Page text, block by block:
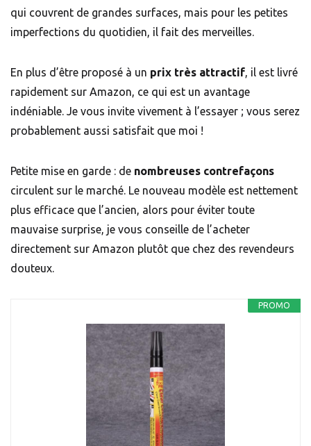
qui couvrent de grandes surfaces, mais pour les petites
imperfections du quotidien, il fait des merveilles.
En plus d’être proposé à un prix très attractif, il est livré
rapidement sur Amazon, ce qui est un avantage
indéniable. Je vous invite vivement à l’essayer ; vous serez
probablement aussi satisfait que moi !
Petite mise en garde : de nombreuses contrefaçons
circulent sur le marché. Le nouveau modèle est nettement
plus efficace que l’ancien, alors pour éviter toute
mauvaise surprise, je vous conseille de l’acheter
directement sur Amazon plutôt que chez des revendeurs
douteux.
PROMO